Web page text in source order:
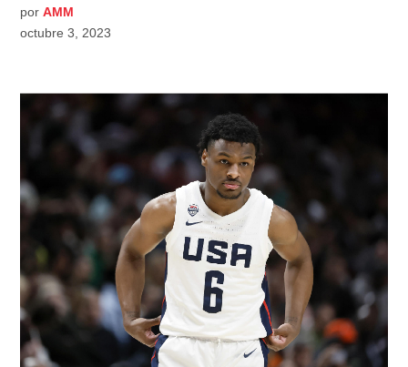
por AMM
octubre 3, 2023